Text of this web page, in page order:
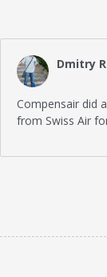
Dmitry
Compensair did
from Swiss Air